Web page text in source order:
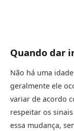
Quando dar
Não há uma
geralmente ele
variar de acordo
respeitar os
essa mudança,